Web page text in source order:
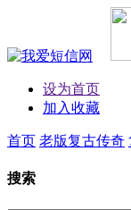
设为首页
加入收藏
首页 老版复古传奇
搜索